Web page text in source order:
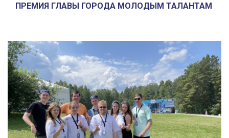
ПРЕМИЯ ГЛАВЫ ГОРОДА МОЛОДЫМ ТАЛАНТАМ